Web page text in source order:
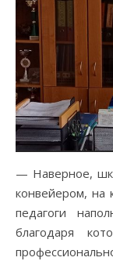
— Наверное,
конвейером, на
педагоги
благодаря